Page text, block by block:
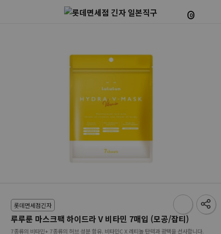
0
롯데면세점긴자
루루룬 마스크팩 하이드라 V 비타민 7매입 (모공/잡티)
7종류의 비타민+ 7종류의 허브 성분 함유. 비타민C X 레티놀 탄력과 광택을 선사합니다.